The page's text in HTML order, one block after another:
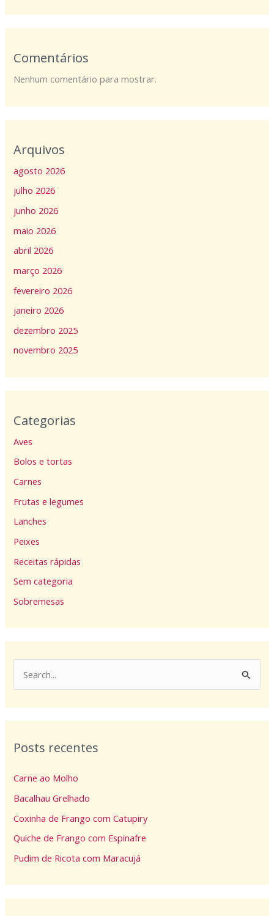
Comentários
Nenhum comentário para mostrar.
Arquivos
agosto 2026
julho 2026
junho 2026
maio 2026
abril 2026
março 2026
fevereiro 2026
janeiro 2026
dezembro 2025
novembro 2025
Categorias
Aves
Bolos e tortas
Carnes
Frutas e legumes
Lanches
Peixes
Receitas rápidas
Sem categoria
Sobremesas
u
s
a
r
p
o
Posts recentes
Carne ao Molho
Bacalhau Grelhado
Coxinha de Frango com Catupiry
Quiche de Frango com Espinafre
Pudim de Ricota com Maracujá